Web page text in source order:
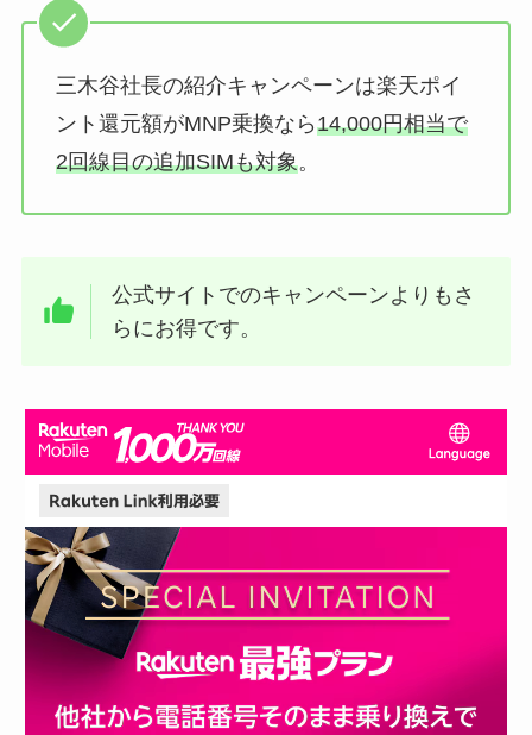
三木谷社長の紹介キャンペーンは楽天ポイ
ント還元額がMNP乗換なら14,000円相当で
2回線目の追加SIMも対象。
公式サイトでのキャンペーンよりもさ
らにお得です。